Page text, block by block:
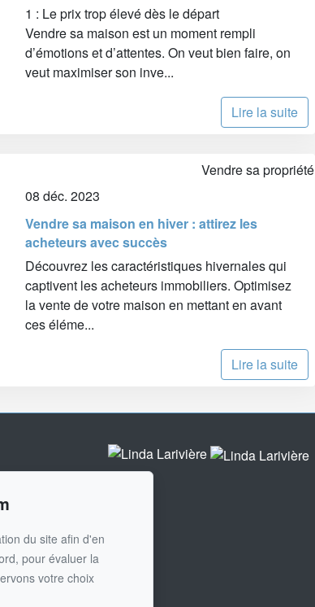
Lire la suite
1 : Le prix trop élevé dès le départ
Vendre sa maison est un moment rempli
d’émotions et d’attentes. On veut bien faire, on
veut maximiser son inve...
Lire la suite
Vendre sa propriété
08 déc. 2023
Vendre sa maison en hiver : attirez les
acheteurs avec succès
Découvrez les caractéristiques hivernales qui
captivent les acheteurs immobiliers. Optimisez
la vente de votre maison en mettant en avant
ces éléme...
du site afin d'en
pour évaluer la
votre choix